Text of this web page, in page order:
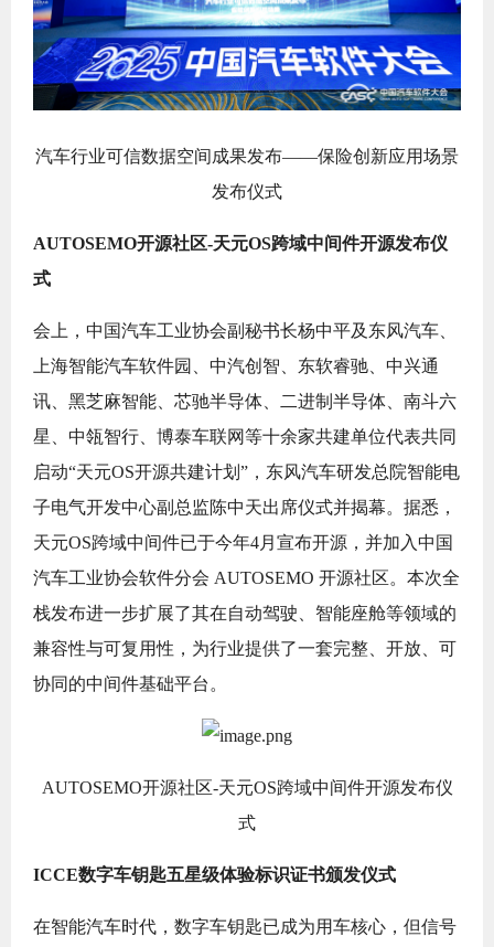
汽车行业可信数据空间成果发布——保险创新应用场景
发布仪式
AUTOSEMO开源社区-天元OS跨域中间件开源发布仪
式
会上，中国汽车工业协会副秘书长杨中平及东风汽车、
上海智能汽车软件园、中汽创智、东软睿驰、中兴通
讯、黑芝麻智能、芯驰半导体、二进制半导体、南斗六
星、中瓴智行、博泰车联网等十余家共建单位代表共同
启动“天元OS开源共建计划”，东风汽车研发总院智能电
子电气开发中心副总监陈中天出席仪式并揭幕。据悉，
天元OS跨域中间件已于今年4月宣布开源，并加入中国
汽车工业协会软件分会 AUTOSEMO 开源社区。本次全
栈发布进一步扩展了其在自动驾驶、智能座舱等领域的
兼容性与可复用性，为行业提供了一套完整、开放、可
协同的中间件基础平台。
AUTOSEMO开源社区-天元OS跨域中间件开源发布仪
式
ICCE数字车钥匙五星级体验标识证书颁发仪式
在智能汽车时代，数字车钥匙已成为用车核心，但信号